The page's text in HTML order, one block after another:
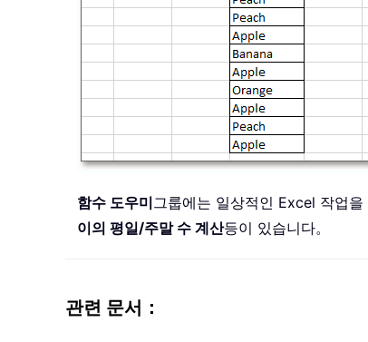
함수 도우미그룹에는 일상적인 Excel 작업
이의 평일/주말 수 계산등이 있습니다。
관련 문서：